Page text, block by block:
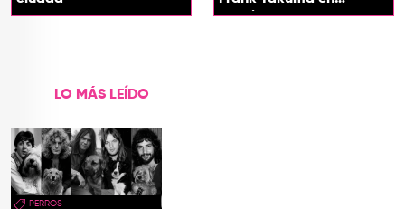
concierto
LO MÁS LEÍDO
PERROS